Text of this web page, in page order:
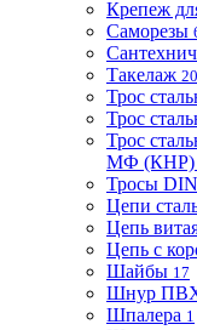
Крепеж
Саморезы
Такелаж 20
Трос
Трос
Трос
МФ (КНР)
Тросы
Цепи
Цепь
Цепь с
Шайбы 17
Шнур
Шпалера 1